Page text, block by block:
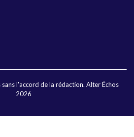
l'accord de la rédaction. Alter Échos
2026